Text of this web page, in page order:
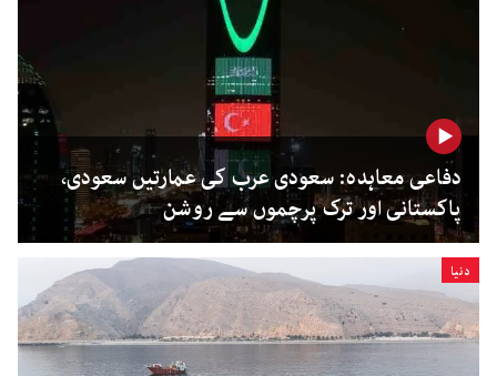
دفاعی معاہدہ: سعودی عرب کی عمارتیں سعودی،
پاکستانی اور ترک پرچموں سے روشن
دنیا